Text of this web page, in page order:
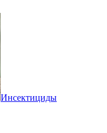
Инсектициды